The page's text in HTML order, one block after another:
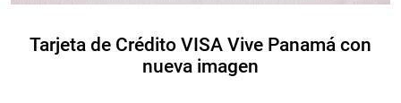
Tarjeta de Crédito VISA Vive Panamá con
nueva imagen